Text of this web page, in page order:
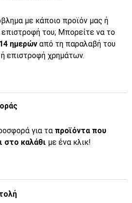
με κάποιο προϊόν μας ή
του; Μπορείτε να το
ημερών από τη παραλαβή του
επιστροφή χρημάτων.
για τα προϊόντα που
στο καλάθι με ένα κλικ!